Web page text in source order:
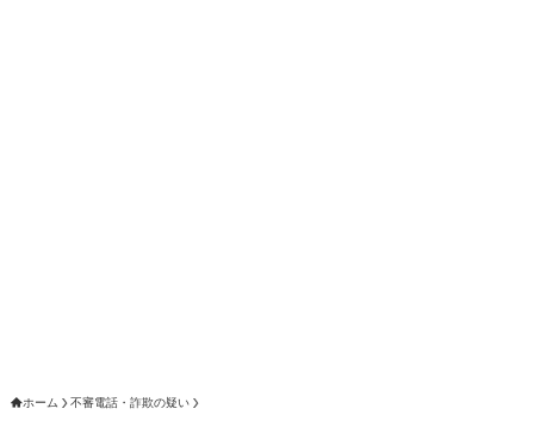
ホーム 不審電話・詐欺の疑い